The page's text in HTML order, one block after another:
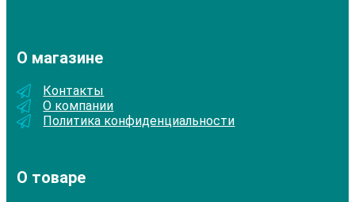
О магазине
Контакты
О компании
Политика конфиденциальности
О товаре